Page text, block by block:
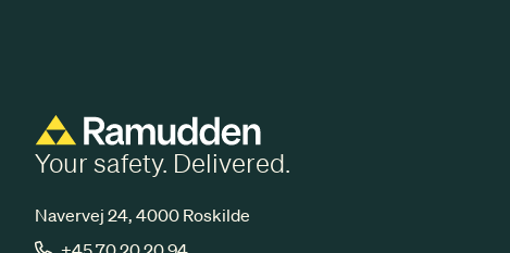
Your safety. Delivered.
Navervej 24, 4000 Roskilde